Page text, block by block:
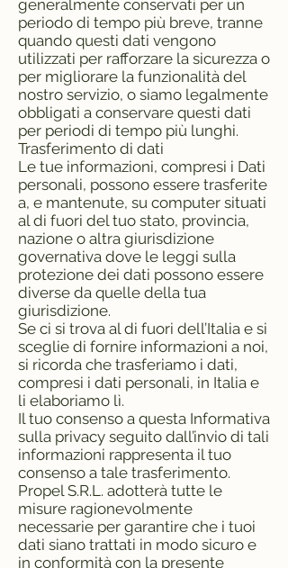
generalmente conservati per un
periodo di tempo più breve, tranne
quando questi dati vengono
utilizzati per rafforzare la sicurezza o
per migliorare la funzionalità del
nostro servizio, o siamo legalmente
obbligati a conservare questi dati
per periodi di tempo più lunghi.
Trasferimento di dati
Le tue informazioni, compresi i Dati
personali, possono essere trasferite
a, e mantenute, su computer situati
al di fuori del tuo stato, provincia,
nazione o altra giurisdizione
governativa dove le leggi sulla
protezione dei dati possono essere
diverse da quelle della tua
giurisdizione.
Se ci si trova al di fuori dell’Italia e si
sceglie di fornire informazioni a noi,
si ricorda che trasferiamo i dati,
compresi i dati personali, in Italia e
li elaboriamo lì.
Il tuo consenso a questa Informativa
sulla privacy seguito dall’invio di tali
informazioni rappresenta il tuo
consenso a tale trasferimento.
Propel S.R.L. adotterà tutte le
misure ragionevolmente
necessarie per garantire che i tuoi
dati siano trattati in modo sicuro e
in conformità con la presente